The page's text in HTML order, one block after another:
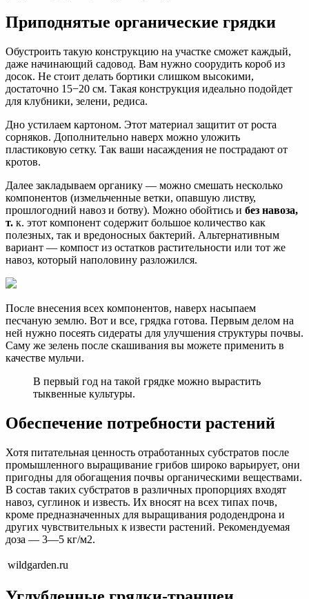
Приподнятые органические грядки
Обустроить такую конструкцию на участке сможет каждый,
даже начинающий садовод. Вам нужно соорудить короб из
досок. Не стоит делать бортики слишком высокими,
достаточно 15−20 см. Такая конструкция идеально подойдет
для клубники, зелени, редиса.
Дно устилаем картоном. Этот материал защитит от роста
сорняков. Дополнительно наверх можно уложить
пластиковую сетку. Так ваши насаждения не пострадают от
кротов.
Далее закладываем органику — можно смешать несколько
компонентов (измельченные ветки, опавшую листву,
прошлогодний навоз и ботву). Можно обойтись и без навоза,
т. к. этот компонент содержит большое количество как
полезных, так и вредоносных бактерий. Альтернативным
вариант — компост из остатков растительности или тот же
навоз, который наполовину разложился.
После внесения всех компонентов, наверх насыпаем
песчаную землю. Вот и все, грядка готова. Первым делом на
ней нужно посеять сидераты для улучшения структуры почвы.
Саму же зелень после скашивания вы можете применить в
качестве мульчи.
В первый год на такой грядке можно вырастить
тыквенные культуры.
Обеспечение потребности растений
​Хотя питательная ценность отработанных субстратов после
промышленного выращивание грибов широко варьирует, они
пригодны для обогащения почвы органическими веществами.
В состав таких субстратов в различных пропорциях входят
навоз, суглинок и известь. Их вносят на всех типах почв,
кроме предназначенных для выращивания рододендрона и
других чувствительных к извести растений. Рекомендуемая
доза — 3—5 кг/м2.​
wildgarden.ru